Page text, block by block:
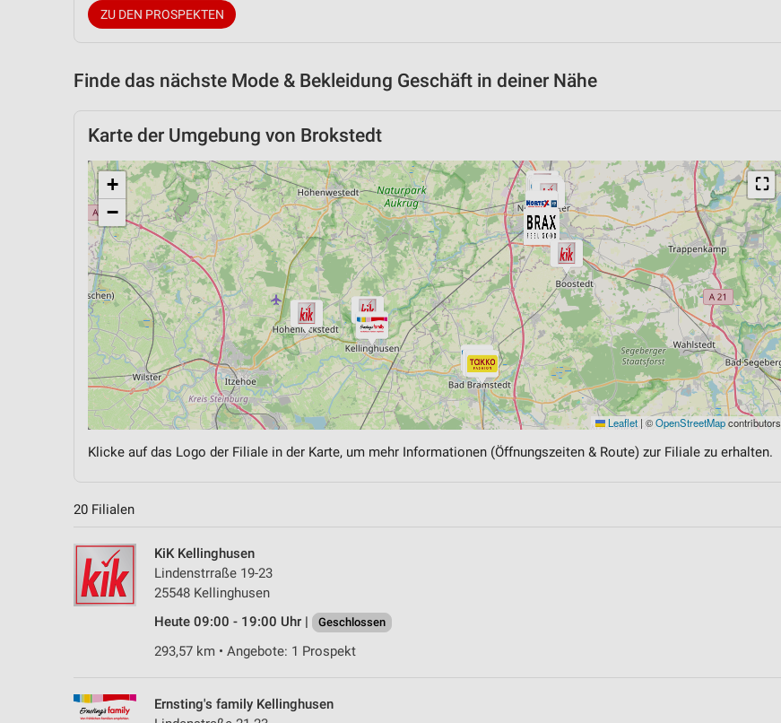
ZU DEN PROSPEKTEN
Finde das nächste Mode & Bekleidung Geschäft in deiner Nähe
Karte der Umgebung von Brokstedt
⛶
+
−
Leaflet | ©OpenStreetMapcontributors
Klicke auf das Logo der Filiale in der Karte, um mehr Informationen (Öffnungszeiten & Route) zur Filiale zu erhalten.
20 Filialen
KiK Kellinghusen
Lindenstrraße 19-23
25548 Kellinghusen
Heute 09:00 - 19:00 Uhr |
Geschlossen
293,57 km • Angebote: 1 Prospekt
Ernsting's family Kellinghusen